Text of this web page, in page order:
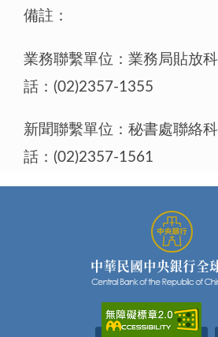
備註：
業務聯繫單位：業務
話：(02)2357-1355
新聞聯繫單位：秘書
話：(02)2357-1561